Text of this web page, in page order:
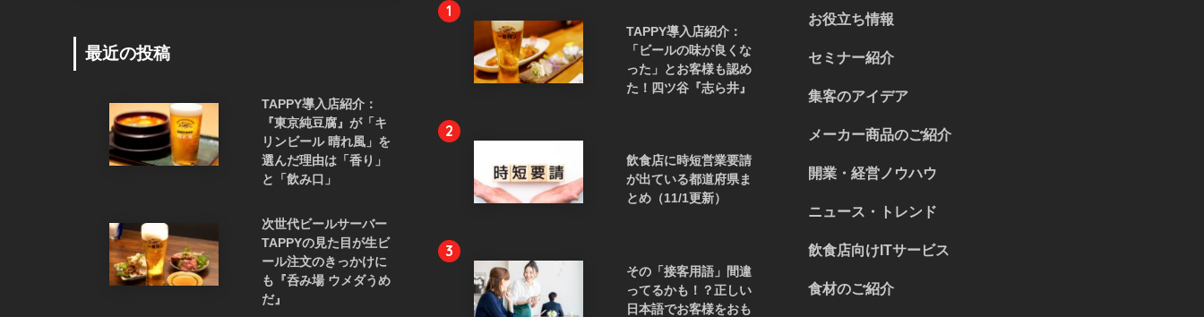
最近の投稿
TAPPY導入店紹介：
『東京純豆腐』が「キ
リンビール 晴れ風」を
選んだ理由は「香り」
と「飲み口」
次世代ビールサーバー
TAPPYの見た目が生ビ
ール注文のきっかけに
も『呑み場 ウメダうめ
だ』
1
TAPPY導入店紹介：
「ビールの味が良くな
った」とお客様も認め
た！四ツ谷『志ら井』
2
飲食店に時短営業要請
が出ている都道府県ま
とめ（11/1更新）
3
その「接客用語」間違
ってるかも！？正しい
日本語でお客様をおも
お役立ち情報
セミナー紹介
集客のアイデア
メーカー商品のご紹介
開業・経営ノウハウ
ニュース・トレンド
飲食店向けITサービス
食材のご紹介